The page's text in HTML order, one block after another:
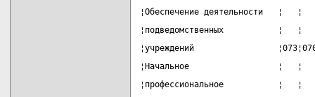
¦Обеспечение деятельности
¦подведомственных
¦учреждений
¦Начальное                  ¦
¦профессиональное